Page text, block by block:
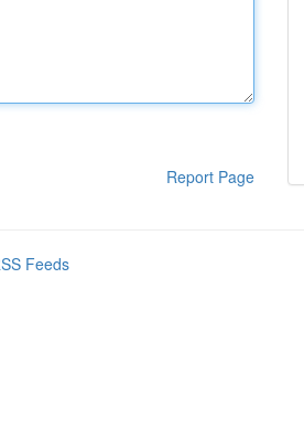
Report Page
Feeds